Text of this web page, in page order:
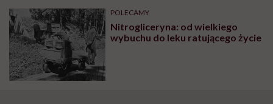
POLECAMY
Nitrogliceryna: od wielkiego
wybuchu do leku ratującego życie